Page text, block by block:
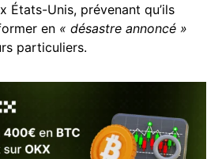
États-Unis, prévenant qu’ils
en « désastre annoncé »
particuliers.